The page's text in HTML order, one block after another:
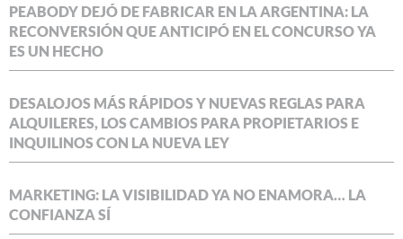
PEABODY DEJÓ DE FABRICAR EN LA ARGENTINA: LA
RECONVERSIÓN QUE ANTICIPÓ EN EL CONCURSO YA
ES UN HECHO
DESALOJOS MÁS RÁPIDOS Y NUEVAS REGLAS PARA
ALQUILERES, LOS CAMBIOS PARA PROPIETARIOS E
INQUILINOS CON LA NUEVA LEY
MARKETING: LA VISIBILIDAD YA NO ENAMORA… LA
CONFIANZA SÍ